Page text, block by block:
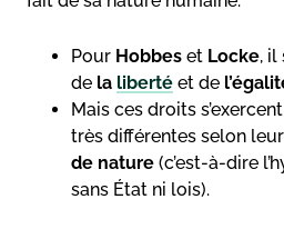
Pour Hobbes et Locke, il
de la liberté et de
Mais ces droits
très différentes selon
de nature (c’est-à-dire
sans État ni lois).